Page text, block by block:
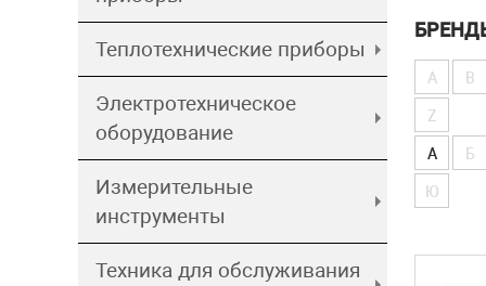
Теплотехнические приборы
Электротехническое
оборудование
Измерительные
инструменты
Техника для обслуживания
A B
Z
А Б
Ю